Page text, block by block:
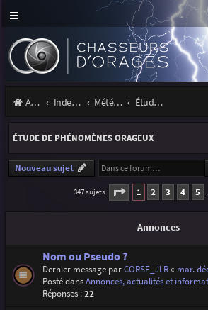
Accueil Index du forum Météo et climatologie des orages Étude de phénomènes orageux
ÉTUDE DE PHÉNOMÈNES ORAGEUX
Nouveau sujet
347 sujets Page 1sur
1 2 3 4 5
Annonces
Nom ou Pseudo ?
Dernier message parCORSE_JLR« mar.
Posté dansAnnonces, actualités et
Réponses :22